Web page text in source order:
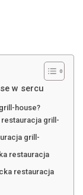
w sercu
house?
grill-
grill-
restauracja
restauracja